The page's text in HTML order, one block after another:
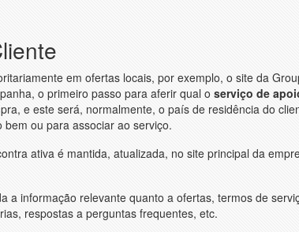
em ofertas locais, por exemplo, o site da
o primeiro passo para aferir qual o serviço de
e este será, normalmente, o país de residência do
ou para associar ao serviço.
ativa é mantida, atualizada, no site principal da
a informação relevante quanto a ofertas, termos de
respostas a perguntas frequentes, etc.